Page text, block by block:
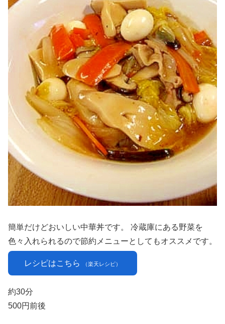
簡単だけどおいしい中華丼です。 冷蔵庫にある野菜を
色々入れられるので節約メニューとしてもオススメです。
レシピはこちら （楽天レシピ）
約30分
500円前後